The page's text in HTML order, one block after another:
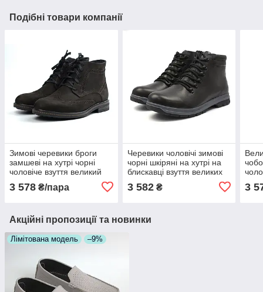
Подібні товари компанії
Зимові черевики броги
замшеві на хутрі чорні
чоловіче взуття великий
Brogue BlackNub BS
3 578 ₴/пара
Черевики чоловічі зимові
чорні шкіряні на хутрі на
блискавці взуття великих
розмірів Rosso Avangard
Ranger Black BS
3 582₴ 3
Акційні пропозиції та новинки
Лімітована модель –9%